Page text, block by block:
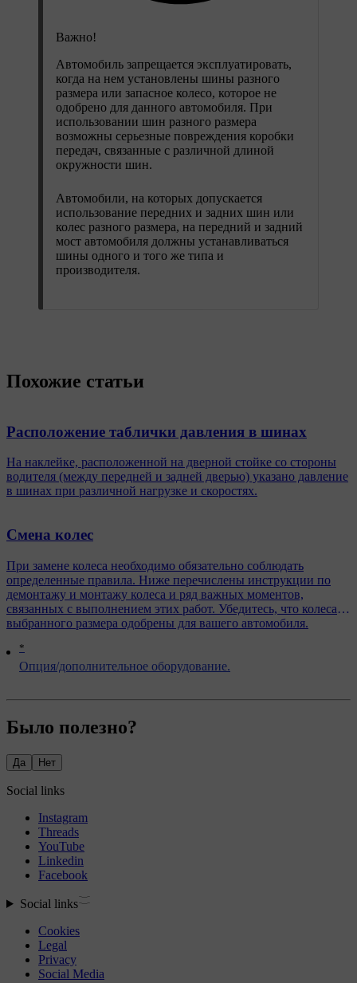
Важно!
Автомобиль запрещается эксплуатировать,
когда на нем установлены шины разного
размера или запасное колесо, которое не
одобрено для данного автомобиля. При
использовании шин разного размера
возможны серьезные повреждения коробки
передач, связанные с различной длиной
окружности шин.
Автомобили, на которых допускается
использование передних и задних шин или
колес разного размера, на передний и задний
мост автомобиля должны устанавливаться
шины одного и того же типа и
производителя.
*
Опция/дополнительное оборудование.
Похожие статьи
Расположение таблички давления в шинах
На наклейке, расположенной на дверной стойке со стороны
водителя (между передней и задней дверью) указано давление
в шинах при различной нагрузке и скоростях.
Смена колес
При замене колеса необходимо обязательно соблюдать
определенные правила. Ниже перечислены инструкции по
демонтажу и монтажу колеса и ряд важных моментов,
связанных с выполнением этих работ. Убедитесь, что колеса
выбранного размера одобрены для вашего автомобиля.
Было полезно?
Да Нет